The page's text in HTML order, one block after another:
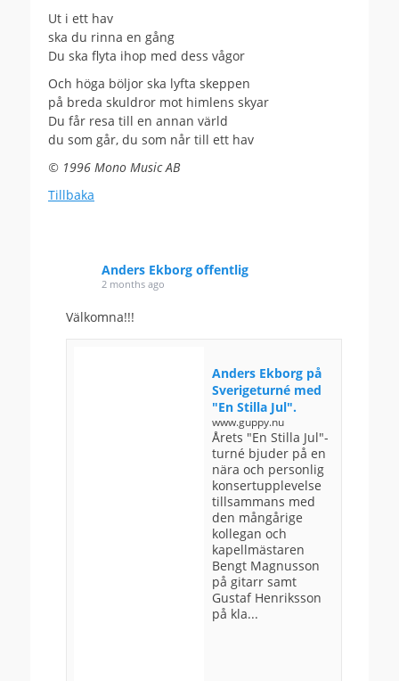
Ut i ett hav
ska du rinna en gång
Du ska flyta ihop med dess vågor
Och höga böljor ska lyfta skeppen
på breda skuldror mot himlens skyar
Du får resa till en annan värld
du som går, du som når till ett hav
© 1996 Mono Music AB
Tillbaka
Anders Ekborg offentlig
2 months ago
Välkomna!!!
Anders Ekborg på
Sverigeturné med
"En Stilla Jul".
www.guppy.nu
Årets "En Stilla Jul"-
turné bjuder på en
nära och personlig
konsertupplevelse
tillsammans med
den mångårige
kollegan och
kapellmästaren
Bengt Magnusson
på gitarr samt
Gustaf Henriksson
på kla...